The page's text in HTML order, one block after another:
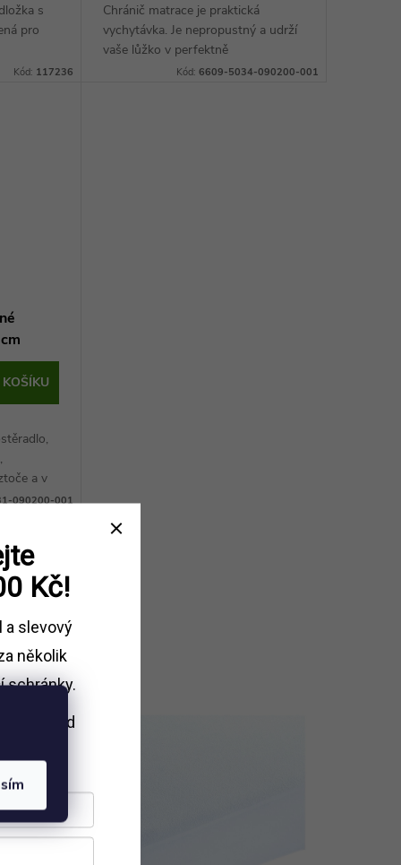
s
pro
Kód: 117236
Chránič matrace je praktická
vychytávka. Je nepropustný a udrží
vaše lůžko v perfektně
hygienickém stavu. Chránič je
Kód: 6609-5034-090200-001
a v
090200-001
Kč!
a slevový
několik
schránky.
nad